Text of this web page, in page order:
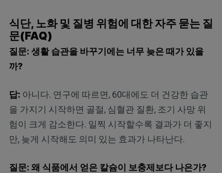
식단, 노화 및 질병 위험에 대한 자주 묻는 질
문(FAQ)
질문: 생활 습관을 바꾸기에는 너무 늦은 때가 있을
까?
답: 아니다. 연구에 따르면, 60대에도 더 건강한 습관
을 가지기 시작하면 골절, 심혈관 질환, 조기 사망 위
험이 크게 감소한다. 일찍 시작할수록 결과가 더 좋지
만, 늦게 시작해도 의미 있는 효과가 나타난다.
질문: 왜 식품에서 얻은 칼슘이 보충제보다 나은가?